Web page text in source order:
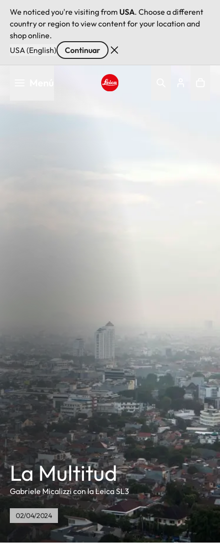
We noticed you're visiting from USA. Choose a different
country or region to view content for your location and
shop online.
USA (English)
Continuar
La Multitud
Gabriele Micalizzi con la Leica SL3
02/04/2024